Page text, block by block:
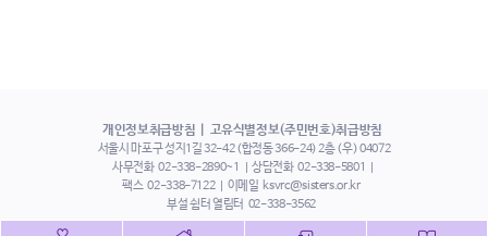
개인정보취급방침 고유식별정보(주민번호)취급방침
서울시 마포구 성지1길 32-42 (합정동 366-24) 2층 (우) 04072
사무전화 02-338-2890~1 상담전화 02-338-5801
팩스 02-338-7122 이메일 ksvrc@sisters.or.kr
부설 쉼터 열림터 02-338-3562